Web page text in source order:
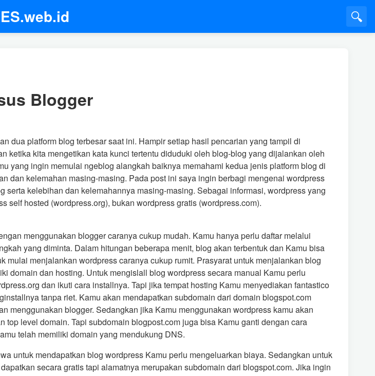
🔍
Blogger
dua platform blog terbesar saat ini. Hampir setiap hasil pencarian yang tampil di
ketika kita mengetikan kata kunci tertentu diduduki oleh blog-blog yang dijalankan oleh
yang ingin memulai ngeblog alangkah baiknya memahami kedua jenis platform blog di
dan kelemahan masing-masing. Pada post ini saya ingin berbagi mengenai wordpress
serta kelebihan dan kelemahannya masing-masing. Sebagai informasi, wordpress yang
self hosted (wordpress.org), bukan wordpress gratis (wordpress.com).
menggunakan blogger caranya cukup mudah. Kamu hanya perlu daftar melalui
yang diminta. Dalam hitungan beberapa menit, blog akan terbentuk dan Kamu bisa
mulai menjalankan wordpress caranya cukup rumit. Prasyarat untuk menjalankan blog
domain dan hosting. Untuk mengislall blog wordpress secara manual Kamu perlu
dan ikuti cara installnya. Tapi jika tempat hosting Kamu menyediakan fantastico
tanpa riet. Kamu akan mendapatkan subdomain dari domain blogspot.com
menggunakan blogger. Sedangkan jika Kamu menggunakan wordpress kamu akan
top level domain. Tapi subdomain blogpost.com juga bisa Kamu ganti dengan cara
telah memiliki domain yang mendukung DNS.
untuk mendapatkan blog wordpress Kamu perlu mengeluarkan biaya. Sedangkan untuk
secara gratis tapi alamatnya merupakan subdomain dari blogspot.com. Jika ingin